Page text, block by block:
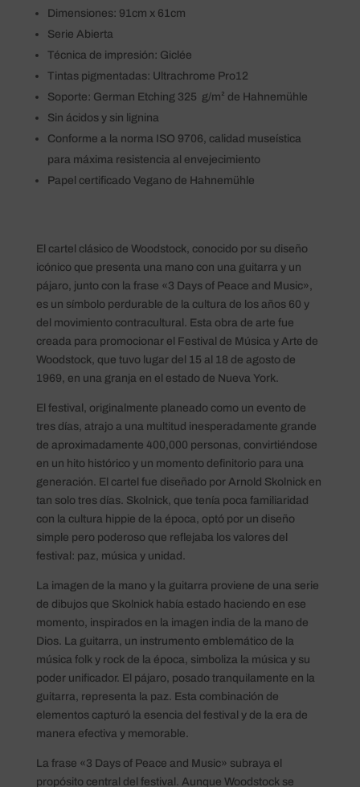
Dimensiones: 91cm x 61cm
Serie Abierta
Técnica de impresión: Giclée
Tintas pigmentadas: Ultrachrome Pro12
Soporte: German Etching 325 g/m² de Hahnemühle
Sin ácidos y sin lignina
Conforme a la norma ISO 9706, calidad museística
para máxima resistencia al envejecimiento
Papel certificado Vegano de Hahnemühle
El cartel clásico de Woodstock, conocido por su diseño
icónico que presenta una mano con una guitarra y un
pájaro, junto con la frase «3 Days of Peace and Music»,
es un símbolo perdurable de la cultura de los años 60 y
del movimiento contracultural. Esta obra de arte fue
creada para promocionar el Festival de Música y Arte de
Woodstock, que tuvo lugar del 15 al 18 de agosto de
1969, en una granja en el estado de Nueva York.
El festival, originalmente planeado como un evento de
tres días, atrajo a una multitud inesperadamente grande
de aproximadamente 400,000 personas, convirtiéndose
en un hito histórico y un momento definitorio para una
generación. El cartel fue diseñado por Arnold Skolnick en
tan solo tres días. Skolnick, que tenía poca familiaridad
con la cultura hippie de la época, optó por un diseño
simple pero poderoso que reflejaba los valores del
festival: paz, música y unidad.
La imagen de la mano y la guitarra proviene de una serie
de dibujos que Skolnick había estado haciendo en ese
momento, inspirados en la imagen india de la mano de
Dios. La guitarra, un instrumento emblemático de la
música folk y rock de la época, simboliza la música y su
poder unificador. El pájaro, posado tranquilamente en la
guitarra, representa la paz. Esta combinación de
elementos capturó la esencia del festival y de la era de
manera efectiva y memorable.
La frase «3 Days of Peace and Music» subraya el
propósito central del festival. Aunque Woodstock se